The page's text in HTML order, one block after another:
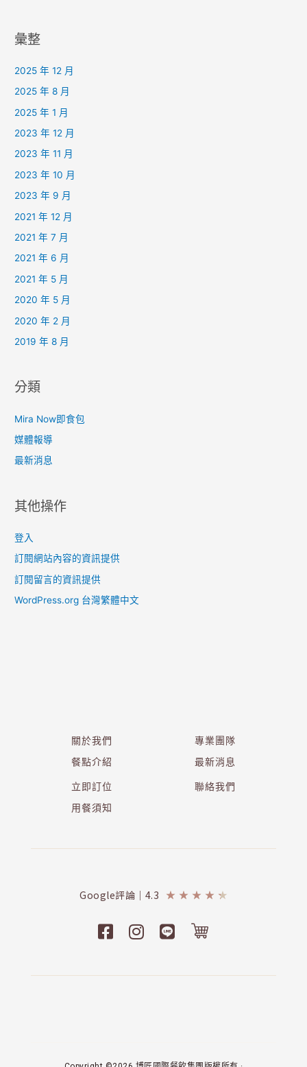
彙整
2025 年 12 月
2025 年 8 月
2025 年 1 月
2023 年 12 月
2023 年 11 月
2023 年 10 月
2023 年 9 月
2021 年 12 月
2021 年 7 月
2021 年 6 月
2021 年 5 月
2020 年 5 月
2020 年 2 月
2019 年 8 月
分類
Mira Now即食包
媒體報導
最新消息
其他操作
登入
訂閱網站內容的資訊提供
訂閱留言的資訊提供
WordPress.org 台灣繁體中文
關於我們
餐點介紹
專業團隊
最新消息
立即訂位
用餐須知
聯絡我們
Google評論｜4.3 ★ ★ ★ ★ ★